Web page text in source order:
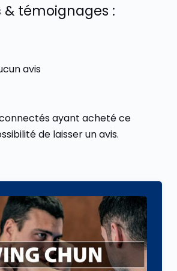
& témoignages :
avis
ayant acheté ce
de laisser un avis.